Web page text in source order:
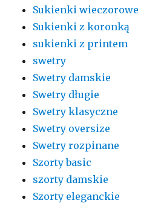
Sukienki wieczorowe
Sukienki z koronką
sukienki z printem
swetry
Swetry damskie
Swetry długie
Swetry klasyczne
Swetry oversize
Swetry rozpinane
Szorty basic
szorty damskie
Szorty eleganckie